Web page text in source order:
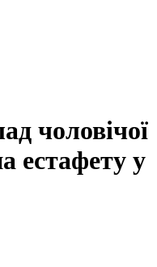
чоловічої
естафету у